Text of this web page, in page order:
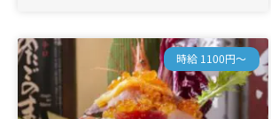
時給 1100円～